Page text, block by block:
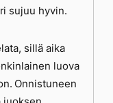
sujuu hyvin.
sillä aika
luova
Onnistuneen